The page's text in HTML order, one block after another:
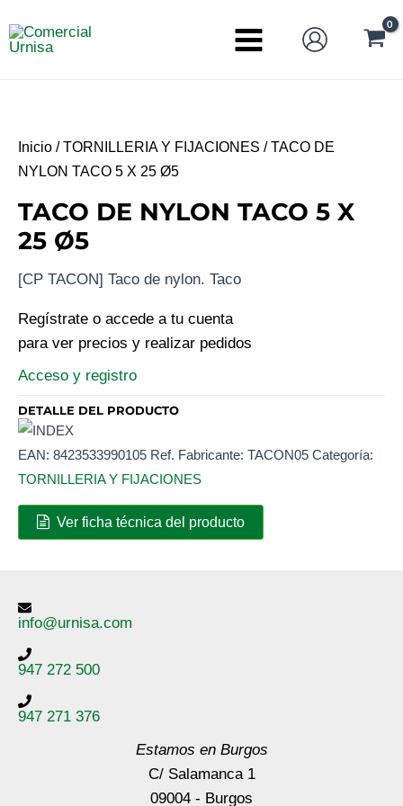
al
Main
Inicio /TORNILLERIA Y FIJACIONES / TACO DE
NYLON TACO 5 X 25 Ø5
TACO DE NYLON TACO 5 X
25 Ø5
[CP TACON] Taco de nylon. Taco
Regístrate o accede a tu cuenta
para ver precios y realizar pedidos
Acceso y registro
DETALLE DEL PRODUCTO
EAN: 8423533990105 Ref. Fabricante: TACON05 Categoría:
TORNILLERIA Y FIJACIONES
Ver ficha técnica del producto
info@urnisa.com
947 272 500
947 271 376
Estamos en Burgos
C/ Salamanca 1
09004 - Burgos